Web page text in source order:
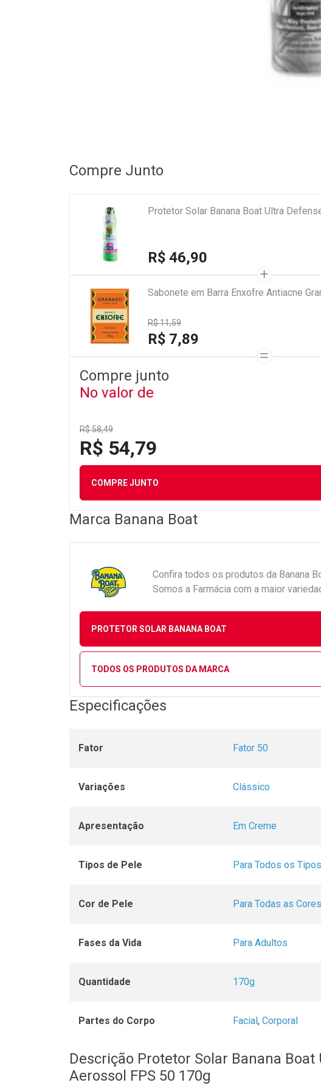
Compre Junto
Protetor Solar Banana Boat Ultra
R$ 46,90
Sabonete em Barra Enxofre Antiacne
R$ 11,59
R$ 7,89
Compre junto
No valor de
R$ 58,49
R$ 54,79
COMPRE JUNTO
Marca Banana Boat
Confira todos os produtos da Banana
Somos a Farmácia com a maior
PROTETOR SOLAR BANANA BOAT
TODOS OS PRODUTOS DA MARCA
Especificações
Fator Fator 50
Variações Clássico
Apresentação Em Creme
Tipos de Pele Para Todos os
Cor de Pele Para Todas as
Fases da Vida Para Adultos
Quantidade 170g
Partes do Corpo Facial, Corporal
Descrição Protetor Solar Banana Boat
Aerossol FPS 50 170g